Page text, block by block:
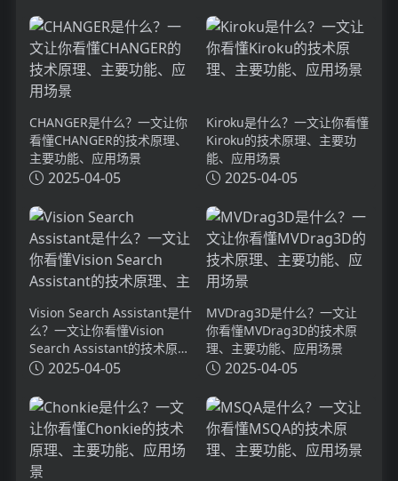
CHANGER是什么？一文让你
看懂CHANGER的技术原理、
主要功能、应用场景
2025-04-05
Kiroku是什么？一文让你看懂
Kiroku的技术原理、主要功
能、应用场景
2025-04-05
Vision Search Assistant是什
么？一文让你看懂Vision
Search Assistant的技术原
理、主要功能、应用场景
2025-04-05
MVDrag3D是什么？一文让
你看懂MVDrag3D的技术原
理、主要功能、应用场景
2025-04-05